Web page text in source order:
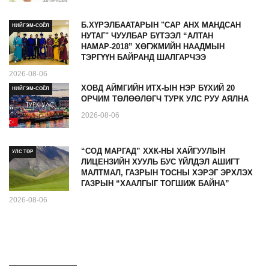
НИЙГЭМ-СОЁЛ
Б.ХҮРЭЛБААТАРЫН "САР АНХ МАНДСАН
НУТАГ" ЧУУЛБАР БҮТЭЭЛ “АЛТАН
НАМАР-2018” ХӨГЖМИЙН НААДМЫН
ТЭРГҮҮН БАЙРАНД ШАЛГАРЧЭЭ
2026-08-06
НИЙГЭМ-СОЁЛ
ХОВД АЙМГИЙН ИТХ-ЫН НЭР БҮХИЙ 20
ОРЧИМ ТӨЛӨӨЛӨГЧ ТУРК УЛС РУУ АЯЛНА
2026-08-06
УЛС ТӨР
“СОД МАРГАД” ХХК-НЫ ХАЙГУУЛЫН
ЛИЦЕНЗИЙН ХУУЛЬ БУС ҮЙЛДЭЛ АШИГТ
МАЛТМАЛ, ГАЗРЫН ТОСНЫ ХЭРЭГ ЭРХЛЭХ
ГАЗРЫН “ХААЛГЫГ ТОГШИЖ БАЙНА”
2026-08-06